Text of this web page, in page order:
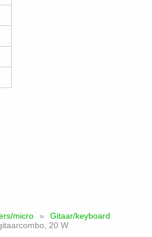
micro »
Gitaar/keyboard
20 W